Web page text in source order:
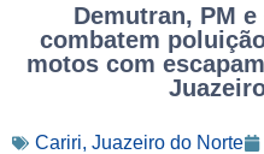
Demutran, PM
combatem
motos com
Cariri, Juazeiro do Norte